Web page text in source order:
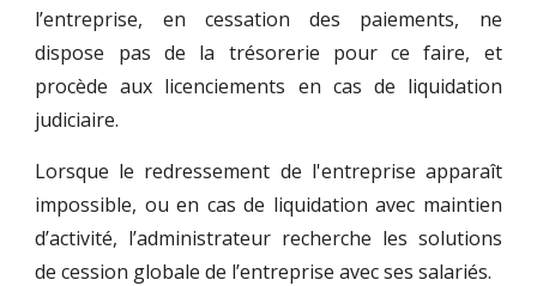
l’entreprise, en cessation des paiements, ne
dispose pas de la trésorerie pour ce faire, et
procède aux licenciements en cas de liquidation
judiciaire.
Lorsque le redressement de l'entreprise apparaît
impossible, ou en cas de liquidation avec maintien
d’activité, l’administrateur recherche les solutions
de cession globale de l’entreprise avec ses salariés.